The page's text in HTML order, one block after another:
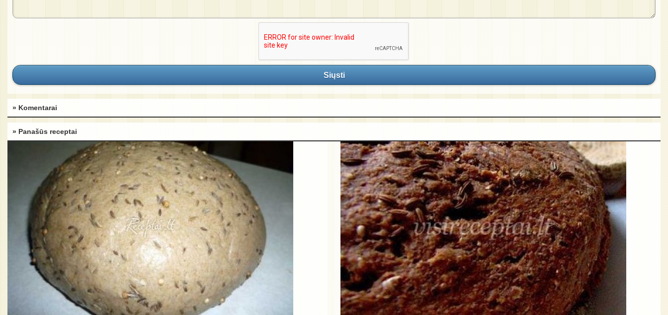
Siųsti
» Komentarai
» Panašūs receptai